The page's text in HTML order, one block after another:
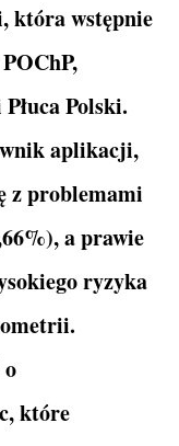
która wstępnie
Polski.
aplikacji,
z problemami
a prawie
ryzyka
które